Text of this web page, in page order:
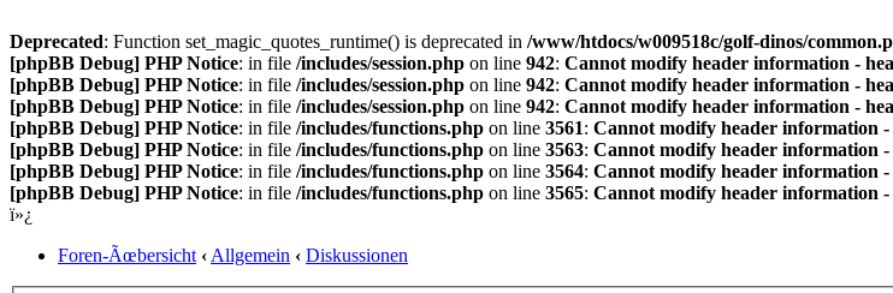
Deprecated: Function set_magic_quotes_runtime() is deprecated in /www/htdocs/w009518c/golf-dinos/
[phpBB Debug] PHP Notice: in file /includes/session.php on line 942: Cannot modify header information -
[phpBB Debug] PHP Notice: in file /includes/session.php on line 942: Cannot modify header information -
[phpBB Debug] PHP Notice: in file /includes/session.php on line 942: Cannot modify header information -
[phpBB Debug] PHP Notice: in file /includes/functions.php on line 3561: Cannot modify header information
[phpBB Debug] PHP Notice: in file /includes/functions.php on line 3563: Cannot modify header information
[phpBB Debug] PHP Notice: in file /includes/functions.php on line 3564: Cannot modify header information
[phpBB Debug] PHP Notice: in file /includes/functions.php on line 3565: Cannot modify header information
ï»¿
Foren-Ãœbersicht ‹ Allgemein ‹ Diskussionen